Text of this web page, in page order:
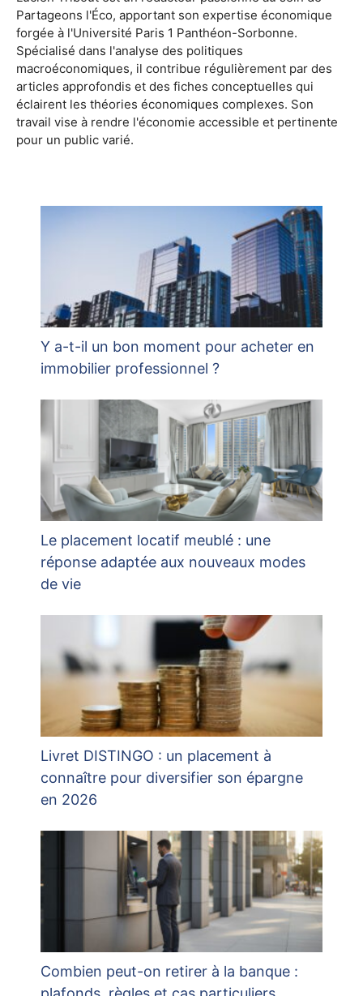
Partageons l'Éco, apportant son expertise économique
forgée à l'Université Paris 1 Panthéon-Sorbonne.
Spécialisé dans l'analyse des politiques
macroéconomiques, il contribue régulièrement par des
articles approfondis et des fiches conceptuelles qui
éclairent les théories économiques complexes. Son
travail vise à rendre l'économie accessible et pertinente
pour un public varié.
Y a-t-il un bon moment pour acheter en
immobilier professionnel ?
Le placement locatif meublé : une
réponse adaptée aux nouveaux modes
de vie
Livret DISTINGO : un placement à
connaître pour diversifier son épargne
en 2026
Combien peut-on retirer à la banque :